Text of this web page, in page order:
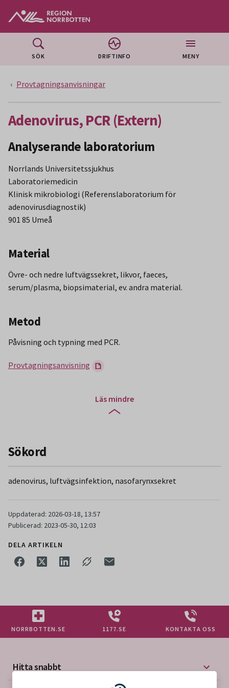
SÖK DRIFTINFO MENY
Provtagningsanvisningar
Adenovirus, PCR (Extern)
Analyserande laboratorium
Norrlands Universitetssjukhus
Laboratoriemedicin
Klinisk mikrobiologi (Referenslaboratorium för
adenovirusdiagnostik)
901 85 Umeå
Material
Övre- och nedre luftvägssekret, likvor, faeces,
serum/plasma, biopsimaterial, ev. andra material.
Metod
Påvisning och typning med PCR.
Provtagningsanvisning
Läs mindre
Sökord
adenovirus, luftvägsinfektion, nasofarynxsekret
Uppdaterad: 2026-03-18, 13:57
Publicerad: 2023-05-30, 12:03
DELA ARTIKELN
NORRBOTTEN.SE 1177.SE KONTAKTA OSS
Hitta snabbt